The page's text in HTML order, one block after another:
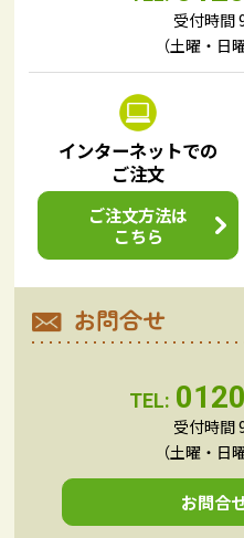
受付時間
（土曜・日
インターネットでの
ご注文
ご注文方法は
こちら
お問合せ
TEL:
受付時間
（土曜・日
お問合